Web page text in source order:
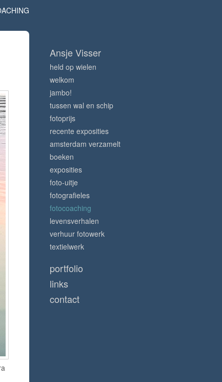
Ansje Visser
held op wielen
welkom
jambo!
tussen wal en schip
fotoprijs
recente exposities
amsterdam verzamelt
boeken
exposities
foto-uitje
fotografieles
fotocoaching
levensverhalen
verhuur fotowerk
textielwerk
portfolio
links
contact